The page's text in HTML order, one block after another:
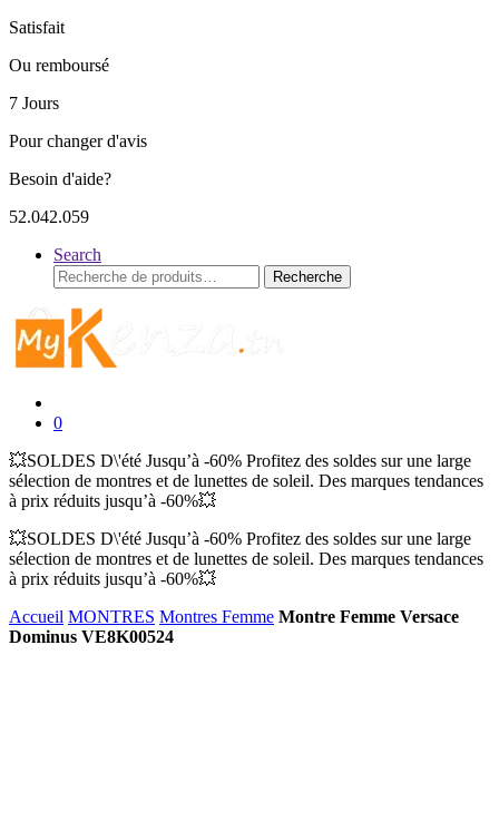
Satisfait
Ou remboursé
7 Jours
Pour changer d'avis
Besoin d'aide?
52.042.059
Search
Recherche
pour :
Recherche
0
💥SOLDES D\'été Jusqu’à -60% Profitez des soldes sur une large
sélection de montres et de lunettes de soleil. Des marques tendances
à prix réduits jusqu’à -60%💥
💥SOLDES D\'été Jusqu’à -60% Profitez des soldes sur une large
sélection de montres et de lunettes de soleil. Des marques tendances
à prix réduits jusqu’à -60%💥
Accueil MONTRES Montres Femme Montre Femme Versace
Dominus VE8K00524